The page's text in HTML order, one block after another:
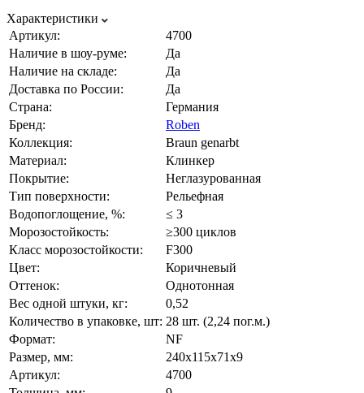
Характеристики
Артикул:
4700
Наличие в шоу-руме:
Да
Наличие на складе:
Да
Доставка по России:
Да
Страна:
Германия
Бренд:
Roben
Коллекция:
Braun genarbt
Материал:
Клинкер
Покрытие:
Неглазурованная
Тип поверхности:
Рельефная
Водопоглощение, %:
≤ 3
Морозостойкость:
≥300 циклов
Класс морозостойкости:
F300
Цвет:
Коричневый
Оттенок:
Однотонная
Вес одной штуки, кг:
0,52
Количество в упаковке, шт: 28 шт. (2,24 пог.м.)
Формат:
NF
Размер, мм:
240х115х71х9
Артикул:
4700